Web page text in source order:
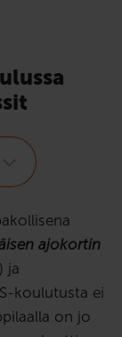
ajokortin
ja
koulutusta ei
on jo